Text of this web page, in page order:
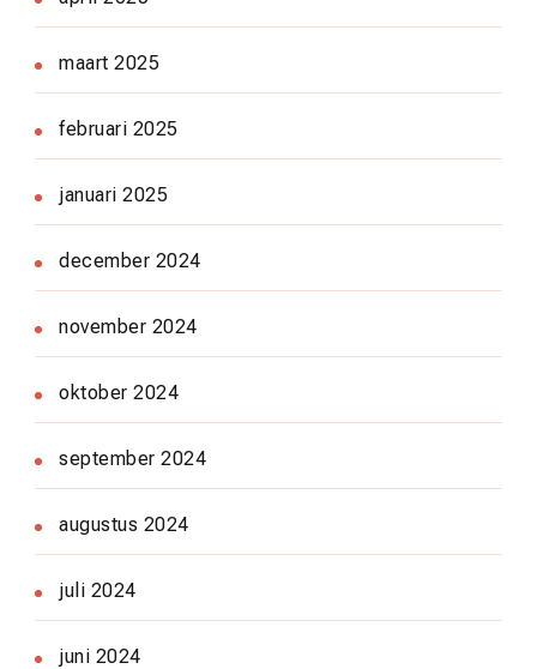
maart 2025
februari 2025
januari 2025
december 2024
november 2024
oktober 2024
september 2024
augustus 2024
juli 2024
juni 2024